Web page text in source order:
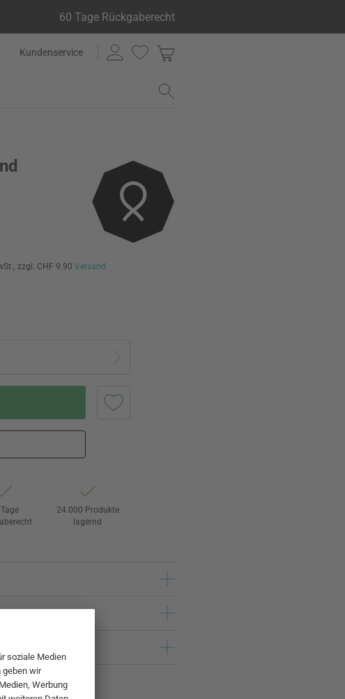
60 Tage Rückgaberecht
Kundenservice
zzgl. CHF 9.90 Versand
24.000 Produkte
lagernd